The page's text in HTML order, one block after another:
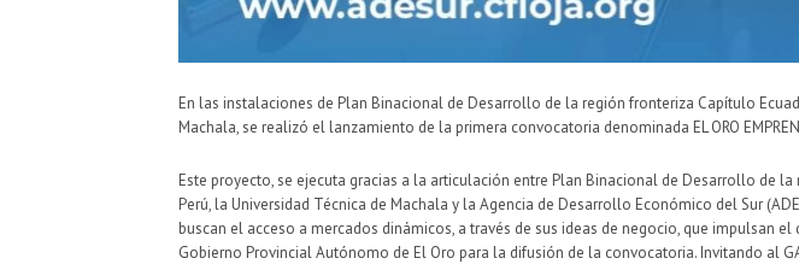
En las instalaciones de Plan Binacional de Desarrollo de la región fronteriza Capítulo
Machala, se realizó el lanzamiento de la primera convocatoria denominada EL ORO
Este proyecto, se ejecuta gracias a la articulación entre Plan Binacional de Desarrollo de
Perú, la Universidad Técnica de Machala y la Agencia de Desarrollo Económico del Sur
buscan el acceso a mercados dinámicos, a través de sus ideas de negocio, que
Gobierno Provincial Autónomo de El Oro para la difusión de la convocatoria. Invitando al